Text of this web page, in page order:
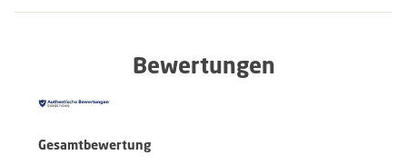
Bewertungen
Gesamtbewertung